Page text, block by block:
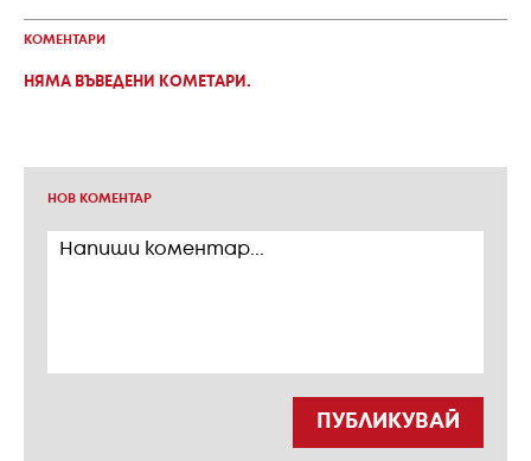
КОМЕНТАРИ
НЯМА ВЪВЕДЕНИ КОМЕТАРИ.
НОВ КОМЕНТАР
ПУБЛИКУВАЙ